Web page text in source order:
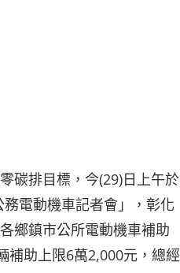
碳排目標，今(29)日上午於
電動機車記者會」，彰化
鄉鎮市公所電動機車補助
補助上限6萬2,000元，總經